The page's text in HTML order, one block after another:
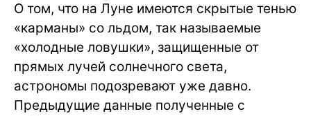
О том, что на Луне имеются скрытые тенью
«карманы» со льдом, так называемые
«холодные ловушки», защищенные от
прямых лучей солнечного света,
астрономы подозревают уже давно.
Предыдущие данные полученные с